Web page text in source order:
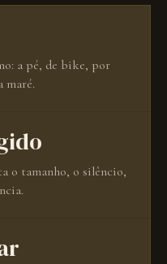
a pé, de bike, por
maré.
o tamanho, o silêncio,